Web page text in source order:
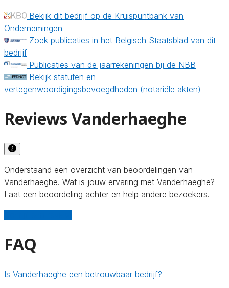
Bekijk dit bedrijf op de Kruispuntbank van
Ondernemingen
Zoek publicaties in het Belgisch Staatsblad van dit
bedrijf
Publicaties van de jaarrekeningen bij de NBB
Bekijk statuten en
vertegenwoordigingsbevoegdheden (notariële akten)
Reviews Vanderhaeghe
Onderstaand een overzicht van beoordelingen van
Vanderhaeghe. Wat is jouw ervaring met Vanderhaeghe?
Laat een beoordeling achter en help andere bezoekers.
FAQ
Is Vanderhaeghe een betrouwbaar bedrijf?